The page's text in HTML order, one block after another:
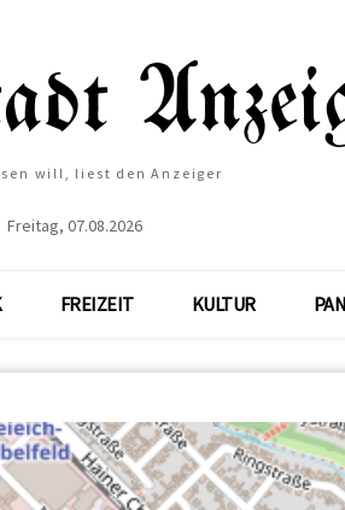
will, liest den Anzeiger
Freitag, 07.08.2026
FREIZEIT KULTUR